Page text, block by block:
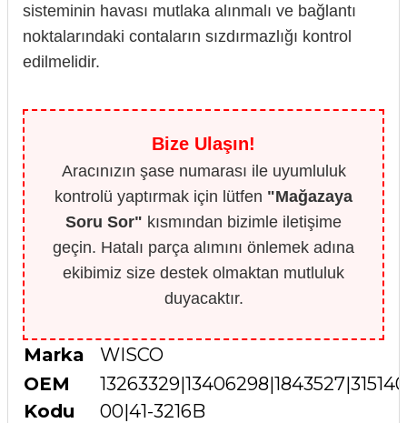
sisteminin havası mutlaka alınmalı ve bağlantı
noktalarındaki contaların sızdırmazlığı kontrol
edilmelidir.
Bize Ulaşın!
Aracınızın şase numarası ile uyumluluk
kontrolü yaptırmak için lütfen "Mağazaya
Soru Sor" kısmından bizimle iletişime
geçin. Hatalı parça alımını önlemek adına
ekibimiz size destek olmaktan mutluluk
duyacaktır.
Marka
WISCO
OEM
Kodu
00|41-3216B